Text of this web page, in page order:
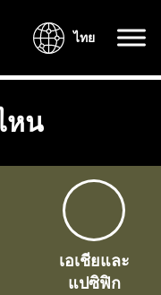
ไทย
หน
เอเชียและ
แปซิฟิก